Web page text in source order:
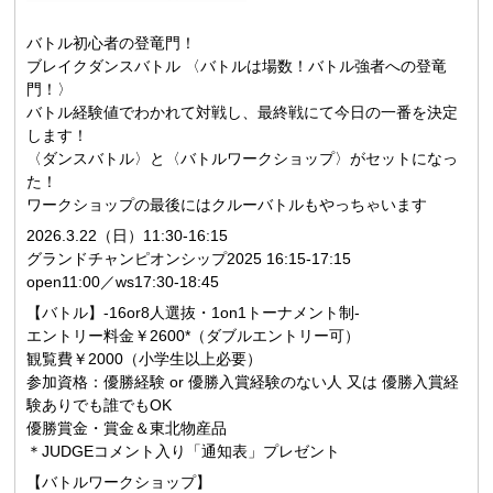
バトル初心者の登竜門！
ブレイクダンスバトル 〈バトルは場数！バトル強者への登竜
門！〉
バトル経験値でわかれて対戦し、最終戦にて今日の一番を決定
します！
〈ダンスバトル〉と〈バトルワークショップ〉がセットになっ
た！
ワークショップの最後にはクルーバトルもやっちゃいます
2026.3.22（日）11:30-16:15
グランドチャンピオンシップ2025 16:15-17:15
open11:00／ws17:30-18:45
【バトル】-16or8人選抜・1on1トーナメント制-
エントリー料金￥2600*（ダブルエントリー可）
観覧費￥2000（小学生以上必要）
参加資格：優勝経験 or 優勝入賞経験のない人 又は 優勝入賞経
験ありでも誰でもOK
優勝賞金・賞金＆東北物産品
＊JUDGEコメント入り「通知表」プレゼント
【バトルワークショップ】